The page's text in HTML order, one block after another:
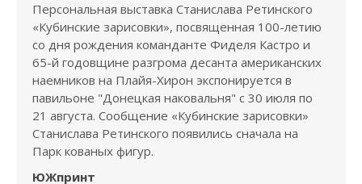
Персональная выставка Станислава Ретинского
«Кубинские зарисовки», посвященная 100-летию
со дня рождения команданте Фиделя Кастро и
65-й годовщине разгрома десанта американских
наемников на Плайя-Хирон экспонируется в
павильоне "Донецкая наковальня" с 30 июля по
21 августа. Сообщение «Кубинские зарисовки»
Станислава Ретинского появились сначала на
Парк кованых фигур.
ЮЖпринт